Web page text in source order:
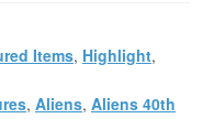
Items, Highlight,
, Aliens, Aliens 40th